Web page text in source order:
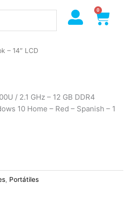
0
Cart
– 14″ LCD
/ 2.1 GHz – 12 GB DDR4
10 Home – Red – Spanish – 1
, Portátiles